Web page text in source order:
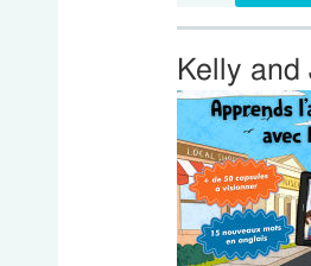
Kelly and